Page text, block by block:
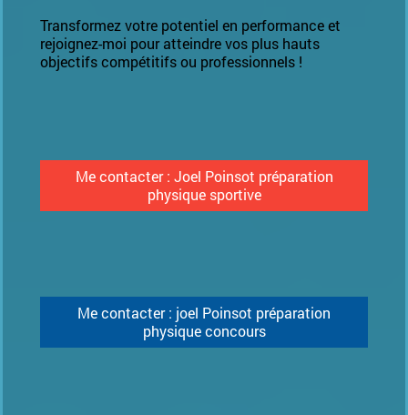
Transformez votre potentiel en performance et
rejoignez-moi pour atteindre vos plus hauts
objectifs compétitifs ou professionnels !
Me contacter : Joel Poinsot préparation
physique sportive
Me contacter : joel Poinsot préparation
physique concours